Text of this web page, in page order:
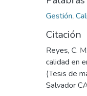
Gestión,
Citación
Reyes, C.
calidad en
(Tesis de
Salvador